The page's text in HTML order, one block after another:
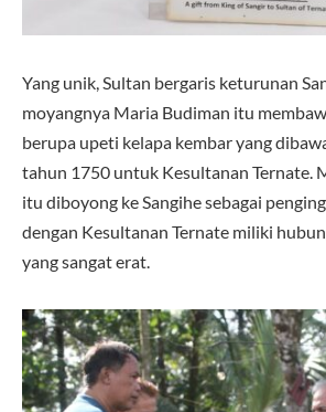
Yang unik, Sultan bergaris keturunan
moyangnya Maria Budiman itu
berupa upeti kelapa kembar yang
tahun 1750 untuk Kesultanan Ternate.
itu diboyong ke Sangihe sebagai
dengan Kesultanan Ternate miliki
yang sangat erat.